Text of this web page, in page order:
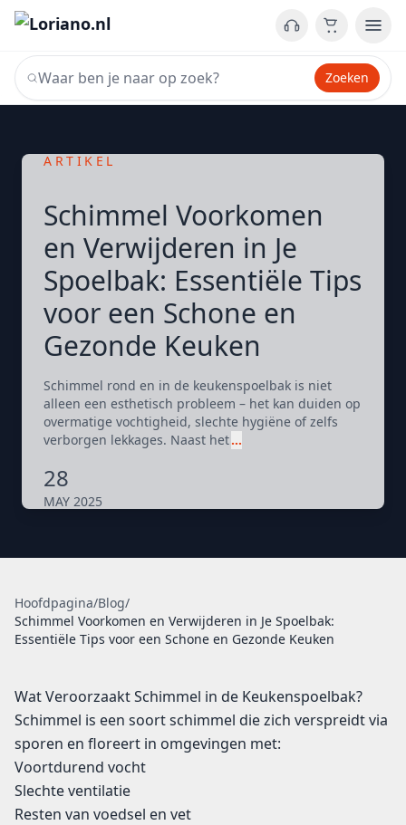
Zoeken
ARTIKEL
Schimmel Voorkomen
en Verwijderen in Je
Spoelbak: Essentiële Tips
voor een Schone en
Gezonde Keuken
Schimmel rond en in de keukenspoelbak is niet
alleen een esthetisch probleem – het kan duiden op
overmatige vochtigheid, slechte hygiëne of zelfs
verborgen lekkages. Naast het…
28
MAY 2025
Hoofdpagina/Blog/
Schimmel Voorkomen en Verwijderen in Je Spoelbak:
Essentiële Tips voor een Schone en Gezonde Keuken
Wat Veroorzaakt Schimmel in de Keukenspoelbak?
Schimmel is een soort schimmel die zich verspreidt via
sporen en floreert in omgevingen met:
Voortdurend vocht
Slechte ventilatie
Resten van voedsel en vet